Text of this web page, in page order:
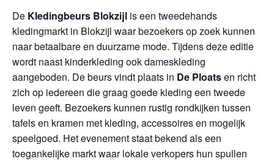
De Kledingbeurs Blokzijl is een tweedehands
kledingmarkt in Blokzijl waar bezoekers op zoek kunnen
naar betaalbare en duurzame mode. Tijdens deze editie
wordt naast kinderkleding ook dameskleding
aangeboden. De beurs vindt plaats in De Ploatsen richt
zich op iedereen die graag goede kleding een tweede
leven geeft. Bezoekers kunnen rustig rondkijken tussen
tafels en kramen met kleding, accessoires en mogelijk
speelgoed. Het evenement staat bekend als een
toegankelijke markt waar lokale verkopers hun spullen